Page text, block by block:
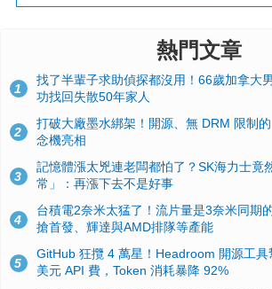
熱門文章
1
找了半輩子求助偵探都沒用！66歲加拿大
功找回失散50年家人
2
打破大廠墨水綁架！開源、無 DRM 限制
念機亮相
3
記憶體漲太兇連老闆都怕了？SK海力士竟
常」：再漲下去不是好事
4
台積電2奈米太猛了！流片量是3奈米同期
搶首發、輝達與AMD排隊等產能
5
GitHub 狂攬 4 萬星！Headroom 開源工
美元 API 費，Token 消耗暴降 92%